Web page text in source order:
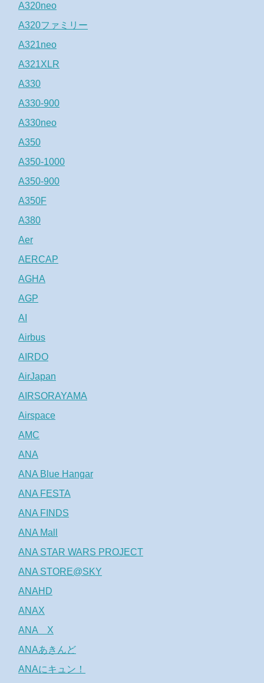
A320neo
A320ファミリー
A321neo
A321XLR
A330
A330-900
A330neo
A350
A350-1000
A350-900
A350F
A380
Aer
AERCAP
AGHA
AGP
AI
Airbus
AIRDO
AirJapan
AIRSORAYAMA
Airspace
AMC
ANA
ANA Blue Hangar
ANA FESTA
ANA FINDS
ANA Mall
ANA STAR WARS PROJECT
ANA STORE@SKY
ANAHD
ANAX
ANA X
ANAあきんど
ANAにキュン！